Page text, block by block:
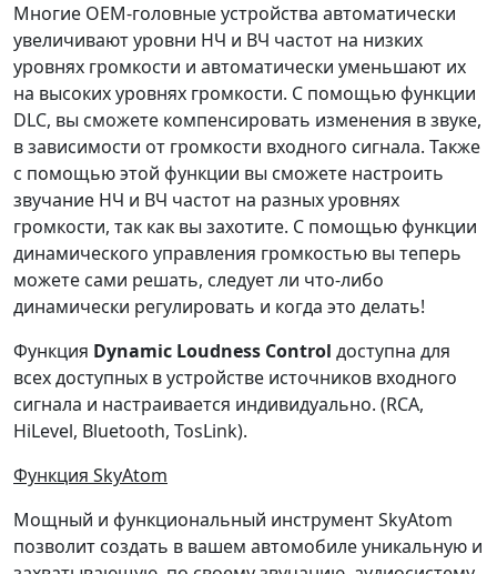
Многие OEM-головные устройства автоматически
увеличивают уровни НЧ и ВЧ частот на низких
уровнях громкости и автоматически уменьшают их
на высоких уровнях громкости. С помощью функции
DLC, вы сможете компенсировать изменения в звуке,
в зависимости от громкости входного сигнала. Также
с помощью этой функции вы сможете настроить
звучание НЧ и ВЧ частот на разных уровнях
громкости, так как вы захотите. С помощью функции
динамического управления громкостью вы теперь
можете сами решать, следует ли что-либо
динамически регулировать и когда это делать!
Функция Dynamic Loudness Control доступна для
всех доступных в устройстве источников входного
сигнала и настраивается индивидуально. (RCA,
HiLevel, Bluetooth, TosLink).
Функция SkyAtom
Мощный и функциональный инструмент SkyAtom
позволит создать в вашем автомобиле уникальную и